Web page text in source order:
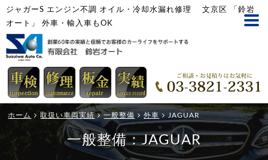
ジャガーS エンジン不調 オイル・冷却水漏れ修理 文京区 「鈴岩
オート」 外車・輸入車もOK
ホーム 取扱い車両実績 一般整備 外車 JAGUAR
一般整備：JAGUAR